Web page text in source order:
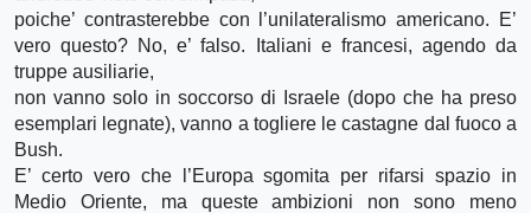
poiche’ contrasterebbe con l’unilateralismo americano. E’
vero questo? No, e’ falso. Italiani e francesi, agendo da
truppe ausiliarie,
non vanno solo in soccorso di Israele (dopo che ha preso
esemplari legnate), vanno a togliere le castagne dal fuoco a
Bush.
E’ certo vero che l’Europa sgomita per rifarsi spazio in
Medio Oriente, ma queste ambizioni non sono meno